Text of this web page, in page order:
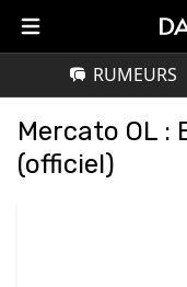
RUMEURS
Mercato OL :
(officiel)